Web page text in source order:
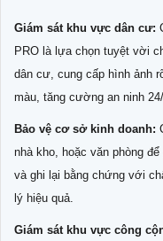
Giám sát khu vực dân cư:
PRO là lựa chọn tuyệt vời
dân cư, cung cấp hình ảnh
màu, tăng cường an ninh
Bảo vệ cơ sở kinh doanh:
nhà kho, hoặc văn phòng
và ghi lại bằng chứng với
lý hiệu quả.
Giám sát khu vực công